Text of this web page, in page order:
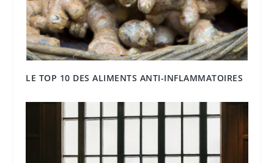
LE TOP 10 DES ALIMENTS ANTI-INFLAMMATOIRES